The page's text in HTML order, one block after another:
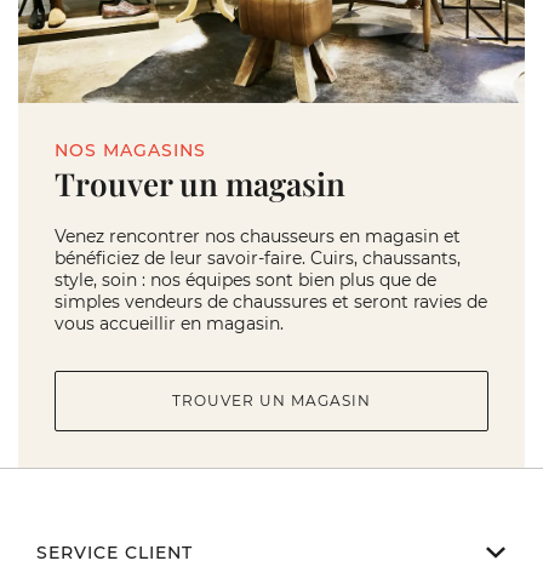
NOS MAGASINS
Trouver un magasin
Venez rencontrer nos chausseurs en magasin et
bénéficiez de leur savoir-faire. Cuirs, chaussants,
style, soin : nos équipes sont bien plus que de
simples vendeurs de chaussures et seront ravies de
vous accueillir en magasin.
TROUVER UN MAGASIN
SERVICE CLIENT